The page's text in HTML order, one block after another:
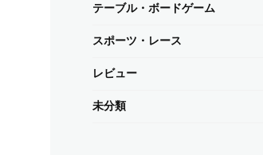
テーブル・ボードゲーム
スポーツ・レース
レビュー
未分類